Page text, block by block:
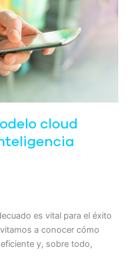
cloud
es vital para el éxito
a conocer cómo
y, sobre todo,